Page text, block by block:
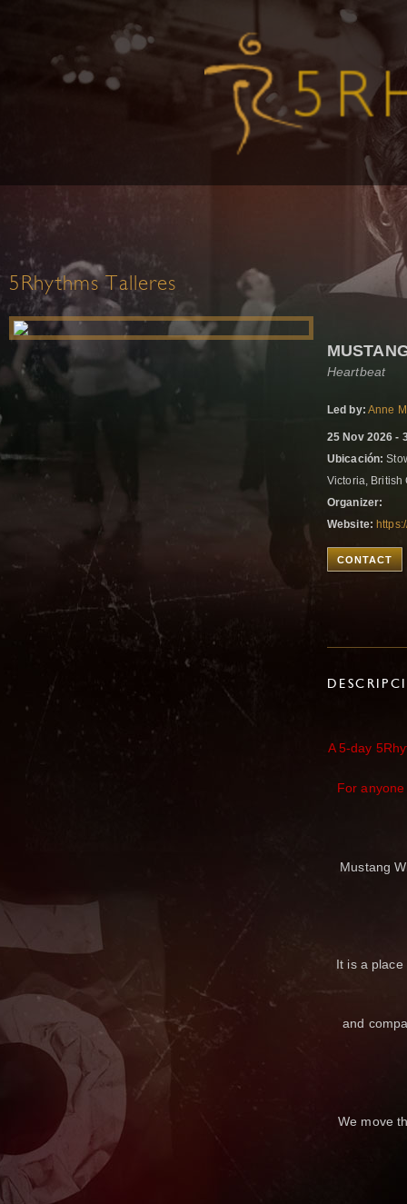
5Rhythms Talleres
Heartbeat
Led by: Anne
25 Nov 2026 -
Ubicación:
Victoria,
Organizer:
Website:
CONTACT
A 5-day
For
Mustang
It is a
and
We move